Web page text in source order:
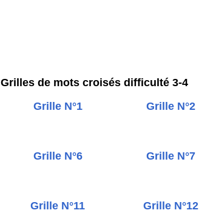
Grilles de mots croisés difficulté 3-4
Grille N°1
Grille N°2
Grille N°6 Grille N°7
Grille N°11 Grille N°12